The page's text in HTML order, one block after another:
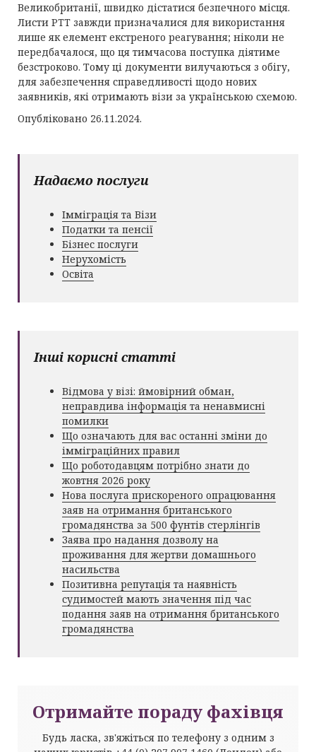
Великобританії, швидко дістатися безпечного місця.
Листи PTT завжди призначалися для використання
лише як елемент екстреного реагування; ніколи не
передбачалося, що ця тимчасова поступка діятиме
безстроково. Тому ці документи вилучаються з обігу,
для забезпечення справедливості щодо нових
заявників, які отримають візи за українською схемою.
Опубліковано 26.11.2024.
Надаємо послуги
Імміграція та Візи
Податки та пенсії
Бізнес послуги
Нерухомість
Освіта
Інші корисні статті
Відмова у візі: ймовірний обман,
неправдива інформація та ненавмисні
помилки
Що означають для вас останні зміни до
імміграційних правил
Що роботодавцям потрібно знати до
жовтня 2026 року
Нова послуга прискореного опрацювання
заяв на отримання британського
громадянства за 500 фунтів стерлінгів
Заява про надання дозволу на
проживання для жертви домашнього
насильства
Позитивна репутація та наявність
судимостей мають значення під час
подання заяв на отримання британського
громадянства
Отримайте пораду фахівця
Будь ласка, зв'яжіться по телефону з одним з